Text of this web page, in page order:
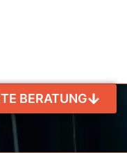
BERATUNG